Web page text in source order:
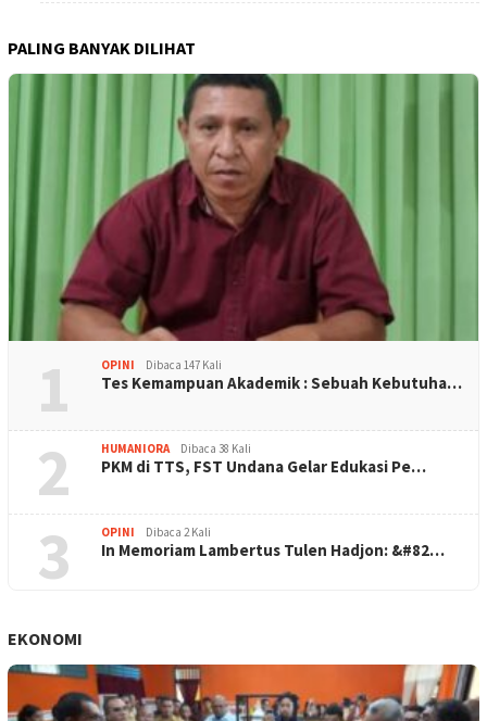
PALING BANYAK DILIHAT
1 OPINI Dibaca 147 Kali
Tes Kemampuan Akademik : Sebuah Kebutuha…
2 HUMANIORA Dibaca 38 Kali
PKM di TTS, FST Undana Gelar Edukasi Pe…
3 OPINI Dibaca 2 Kali
In Memoriam Lambertus Tulen Hadjon: &#82…
EKONOMI